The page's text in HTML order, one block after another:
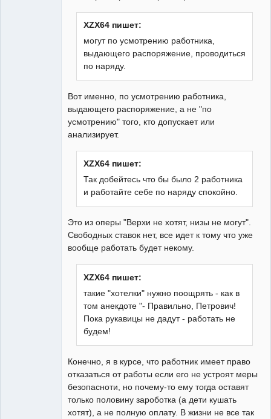
XZX64 пишет:
могут по усмотрению работника,
выдающего распоряжение, проводиться
по наряду.
Вот именно, по усмотрению работника,
выдающего распоряжение, а не "по
усмотрению" того, кто допускает или
анализирует.
XZX64 пишет:
Так добейтесь что бы было 2 работника
и работайте себе по наряду спокойно.
Это из оперы "Верхи не хотят, низы не могут".
Свободных ставок нет, все идет к тому что уже
вообще работать будет некому.
XZX64 пишет:
такие "хотелки" нужно поощрять - как в
том анекдоте "- Правильно, Петрович!
Пока рукавицы не дадут - работать не
будем!
Конечно, я в курсе, что работник имеет право
отказаться от работы если его не устроят меры
безопасноти, но почему-то ему тогда оставят
только половину зароботка (а дети кушать
хотят), а не полную оплату. В жизни не все так